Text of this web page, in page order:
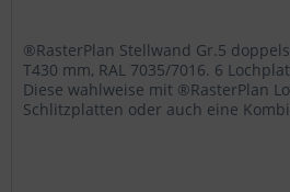
®RasterPlan Stellwand Gr.5
T430 mm, RAL 7035/7016. 6
Diese wahlweise mit ®RasterPlan
Schlitzplatten oder auch eine